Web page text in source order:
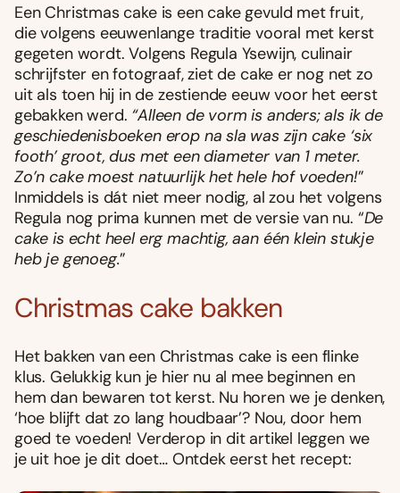
Een Christmas cake is een cake gevuld met fruit,
die volgens eeuwenlange traditie vooral met kerst
gegeten wordt. Volgens Regula Ysewijn, culinair
schrijfster en fotograaf, ziet de cake er nog net zo
uit als toen hij in de zestiende eeuw voor het eerst
gebakken werd. “Alleen de vorm is anders; als ik de
geschiedenisboeken erop na sla was zijn cake ‘six
footh’ groot, dus met een diameter van 1 meter.
Zo’n cake moest natuurlijk het hele hof voeden!”
Inmiddels is dát niet meer nodig, al zou het volgens
Regula nog prima kunnen met de versie van nu. “De
cake is echt heel erg machtig, aan één klein stukje
heb je genoeg.”
Christmas cake bakken
Het bakken van een Christmas cake is een flinke
klus. Gelukkig kun je hier nu al mee beginnen en
hem dan bewaren tot kerst. Nu horen we je denken,
‘hoe blijft dat zo lang houdbaar’? Nou, door hem
goed te voeden! Verderop in dit artikel leggen we
je uit hoe je dit doet… Ontdek eerst het recept: